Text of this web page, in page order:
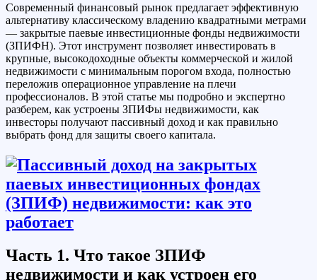
Современный финансовый рынок предлагает эффективную
альтернативу классическому владению квадратными метрами
— закрытые паевые инвестиционные фонды недвижимости
(ЗПИФН). Этот инструмент позволяет инвестировать в
крупные, высокодоходные объекты коммерческой и жилой
недвижимости с минимальным порогом входа, полностью
переложив операционное управление на плечи
профессионалов. В этой статье мы подробно и экспертно
разберем, как устроены ЗПИФы недвижимости, как
инвесторы получают пассивный доход и как правильно
выбрать фонд для защиты своего капитала.
Часть 1. Что такое ЗПИФ
недвижимости и как устроен его